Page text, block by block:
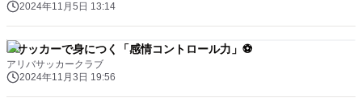
2024年11月5日 13:14
⚽️サッカーで身につく「感情コントロール力」⚽️
アリバサッカークラブ
2024年11月3日 19:56